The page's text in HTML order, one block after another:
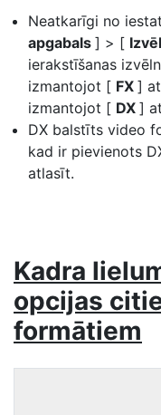
Neatkarīgi no
apgabals ] > [
ierakstīšanas
izmantojot [ FX ]
izmantojot [ DX ]
DX balstīts video
kad ir pievienots
atlasīt.
Kadra
opcijas
formātiem